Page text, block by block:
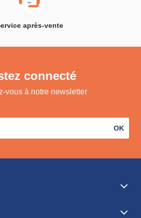
après-vente
connecté
vous à notre newsletter
OK